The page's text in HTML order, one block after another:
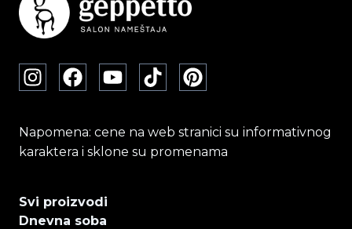
Napomena: cene na web stranici su informativnog
karaktera i sklone su promenama
Svi proizvodi
Dnevna soba